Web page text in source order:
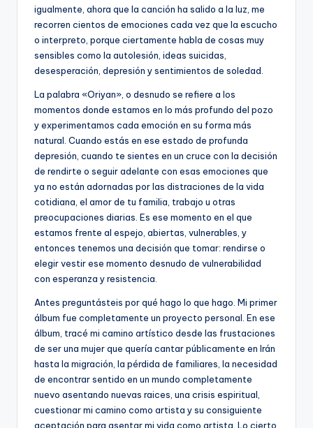
igualmente, ahora que la canción ha salido a la luz, me
recorren cientos de emociones cada vez que la escucho
o interpreto, porque ciertamente habla de cosas muy
sensibles como la autolesión, ideas suicidas,
desesperación, depresión y sentimientos de soledad.
La palabra «Oriyan», o desnudo se refiere a los
momentos donde estamos en lo más profundo del pozo
y experimentamos cada emoción en su forma más
natural. Cuando estás en ese estado de profunda
depresión, cuando te sientes en un cruce con la decisión
de rendirte o seguir adelante con esas emociones que
ya no están adornadas por las distraciones de la vida
cotidiana, el amor de tu familia, trabajo u otras
preocupaciones diarias. Es ese momento en el que
estamos frente al espejo, abiertas, vulnerables, y
entonces tenemos una decisión que tomar: rendirse o
elegir vestir ese momento desnudo de vulnerabilidad
con esperanza y resistencia.
Antes preguntásteis por qué hago lo que hago. Mi primer
álbum fue completamente un proyecto personal. En ese
álbum, tracé mi camino artístico desde las frustaciones
de ser una mujer que quería cantar públicamente en Irán
hasta la migración, la pérdida de familiares, la necesidad
de encontrar sentido en un mundo completamente
nuevo asentando nuevas raices, una crisis espiritual,
cuestionar mi camino como artista y su consiguiente
aceptación para asentar mi vida como artista. Lo cierto